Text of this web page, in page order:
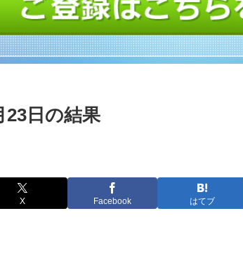
23日の結果
X Facebook はてブ